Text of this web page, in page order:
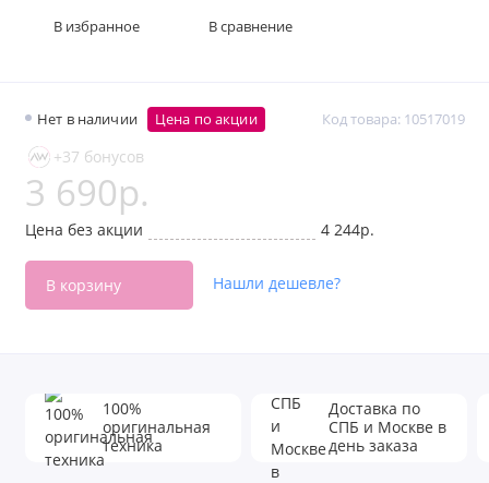
Нет в наличии Код товара: 10517019
Цена по акции
+37 бонусов
3 690р.
Цена без акции 4 244р.
В корзину Нашли дешевле?
В избранное В сравнение
100%
оригинальная
техника
Доставка по
СПБ и Москве в
день заказа